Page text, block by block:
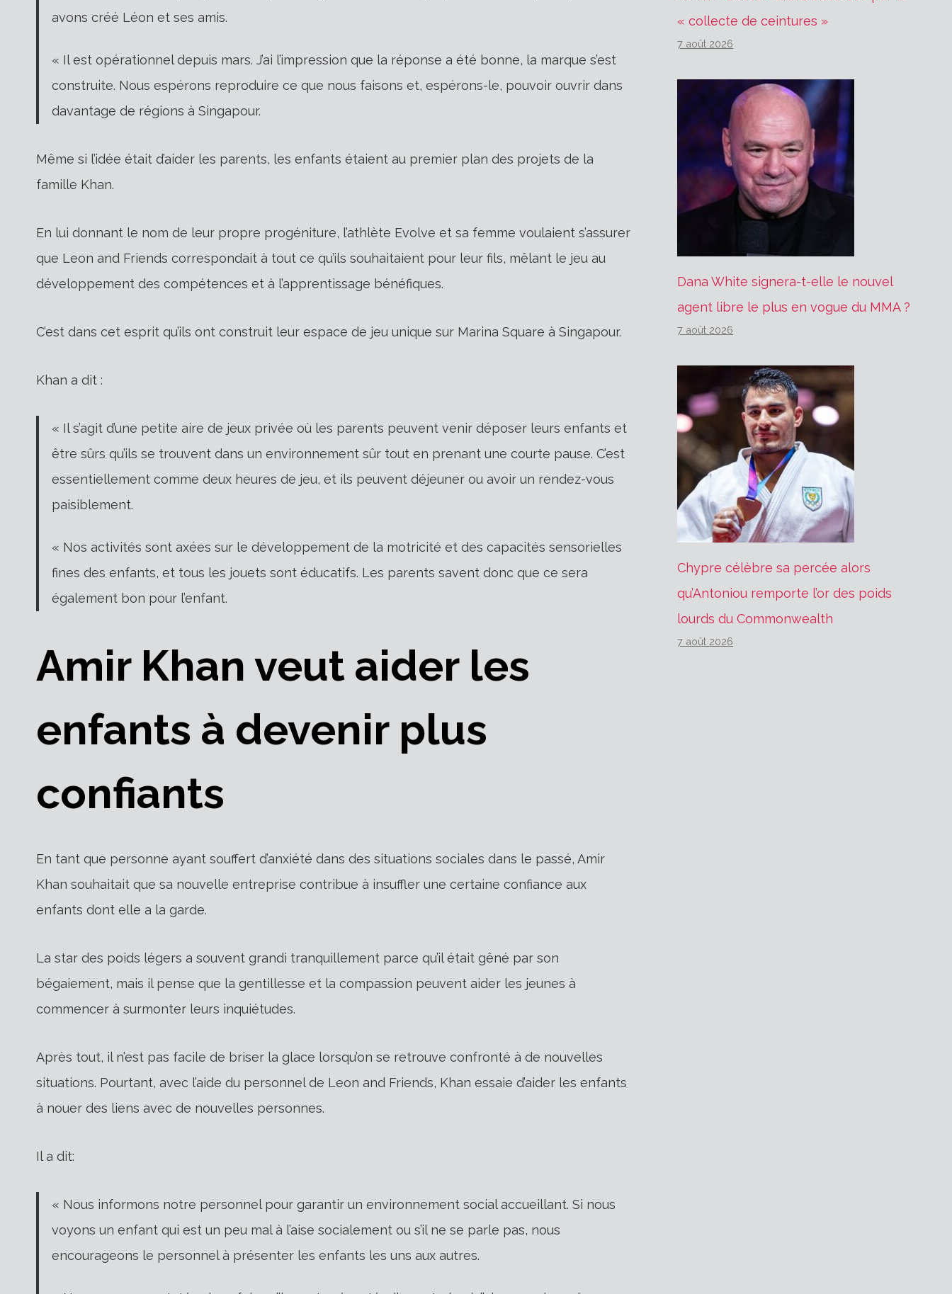
avons créé Léon et ses amis.
« Il est opérationnel depuis mars. J’ai l’impression que la réponse a été bonne, la marque s’est
construite. Nous espérons reproduire ce que nous faisons et, espérons-le, pouvoir ouvrir dans
davantage de régions à Singapour.
Même si l’idée était d’aider les parents, les enfants étaient au premier plan des projets de la
famille Khan.
En lui donnant le nom de leur propre progéniture, l’athlète Evolve et sa femme voulaient s’assurer
que Leon and Friends correspondait à tout ce qu’ils souhaitaient pour leur fils, mêlant le jeu au
développement des compétences et à l’apprentissage bénéfiques.
C’est dans cet esprit qu’ils ont construit leur espace de jeu unique sur Marina Square à Singapour.
Khan a dit :
« Il s’agit d’une petite aire de jeux privée où les parents peuvent venir déposer leurs enfants et
être sûrs qu’ils se trouvent dans un environnement sûr tout en prenant une courte pause. C’est
essentiellement comme deux heures de jeu, et ils peuvent déjeuner ou avoir un rendez-vous
paisiblement.
« Nos activités sont axées sur le développement de la motricité et des capacités sensorielles
fines des enfants, et tous les jouets sont éducatifs. Les parents savent donc que ce sera
également bon pour l’enfant.
Amir Khan veut aider les
enfants à devenir plus
confiants
En tant que personne ayant souffert d’anxiété dans des situations sociales dans le passé, Amir
Khan souhaitait que sa nouvelle entreprise contribue à insuffler une certaine confiance aux
enfants dont elle a la garde.
La star des poids légers a souvent grandi tranquillement parce qu’il était gêné par son
bégaiement, mais il pense que la gentillesse et la compassion peuvent aider les jeunes à
commencer à surmonter leurs inquiétudes.
Après tout, il n’est pas facile de briser la glace lorsqu’on se retrouve confronté à de nouvelles
situations. Pourtant, avec l’aide du personnel de Leon and Friends, Khan essaie d’aider les enfants
à nouer des liens avec de nouvelles personnes.
Il a dit:
« Nous informons notre personnel pour garantir un environnement social accueillant. Si nous
voyons un enfant qui est un peu mal à l’aise socialement ou s’il ne se parle pas, nous
encourageons le personnel à présenter les enfants les uns aux autres.
« collecte de ceintures »
7 août 2026
Dana White signera-t-elle le nouvel
agent libre le plus en vogue du MMA ?
7 août 2026
Chypre célèbre sa percée alors
qu’Antoniou remporte l’or des poids
lourds du Commonwealth
7 août 2026